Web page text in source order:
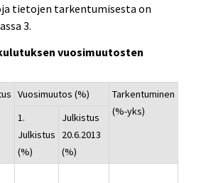
tietojen tarkentumisesta on
3.
vuosimuutosten
Vuosimuutos (%)
Tarkentuminen
(%-yks)
1.
Julkistus
(%)
Julkistus
20.6.2013
(%)